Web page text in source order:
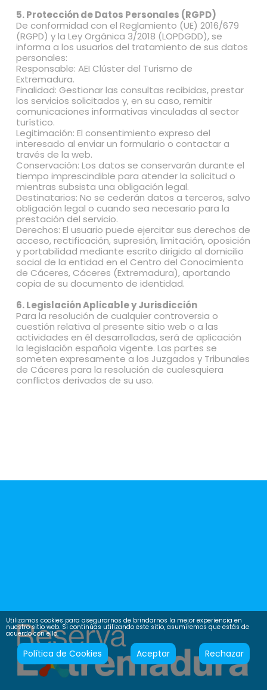
5. Protección de Datos Personales (RGPD)
De conformidad con el Reglamiento (UE) 2016/679
(RGPD) y la Ley Orgánica 3/2018 (LOPDGDD), se
informa a los usuarios del tratamiento de sus datos
personales:
Responsable: AEI Clúster del Turismo de
Extremadura.
Finalidad: Gestionar las consultas recibidas, prestar
los servicios solicitados y, en su caso, remitir
comunicaciones informativas vinculadas al sector
turístico.
Legitimación: El consentimiento expreso del
interesado al enviar un formulario o contactar a
través de la web.
Conservación: Los datos se conservarán durante el
tiempo imprescindible para atender la solicitud o
mientras subsista una obligación legal.
Destinatarios: No se cederán datos a terceros, salvo
obligación legal o cuando sea necesario para la
prestación del servicio.
Derechos: El usuario puede ejercitar sus derechos de
acceso, rectificación, supresión, limitación, oposición
y portabilidad mediante escrito dirigido al domicilio
social de la entidad en el Centro del Conocimiento
de Cáceres, Cáceres (Extremadura), aportando
copia de su documento de identidad.
6. Legislación Aplicable y Jurisdicción
Para la resolución de cualquier controversia o
cuestión relativa al presente sitio web o a las
actividades en él desarrolladas, será de aplicación
la legislación española vigente. Las partes se
someten expresamente a los Juzgados y Tribunales
de Cáceres para la resolución de cualesquiera
conflictos derivados de su uso.
Utilizamos cookies para asegurarnos de brindarnos la mejor experiencia en
nuestro sitio web. Si continúas utilizando este sitio, asumiremos que estás de
acuerdo con ello.
Política de Cookies Aceptar Rechazar